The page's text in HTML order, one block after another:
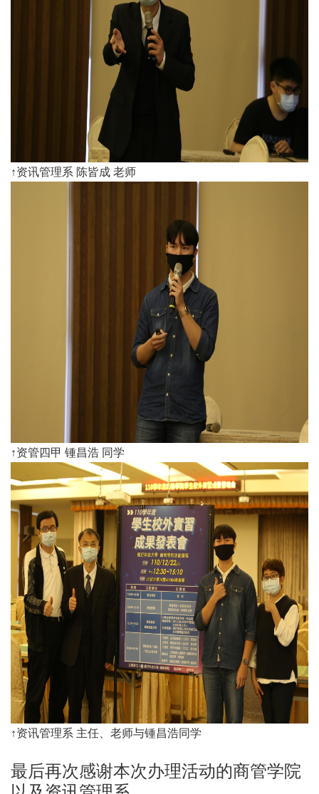
↑资讯管理系 陈皆成 老师
↑资管四甲 锺昌浩 同学
↑资讯管理系 主任、老师与锺昌浩同学
最后再次感谢本次办理活动的商管学院